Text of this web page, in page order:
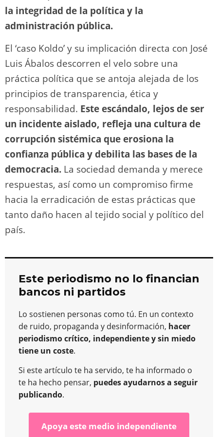
la integridad de la política y la
administración pública.
El ‘caso Koldo’ y su implicación directa con José
Luis Ábalos descorren el velo sobre una
práctica política que se antoja alejada de los
principios de transparencia, ética y
responsabilidad. Este escándalo, lejos de ser
un incidente aislado, refleja una cultura de
corrupción sistémica que erosiona la
confianza pública y debilita las bases de la
democracia. La sociedad demanda y merece
respuestas, así como un compromiso firme
hacia la erradicación de estas prácticas que
tanto daño hacen al tejido social y político del
país.
Este periodismo no lo financian
bancos ni partidos
Lo sostienen personas como tú. En un contexto
de ruido, propaganda y desinformación, hacer
periodismo crítico, independiente y sin miedo
tiene un coste.
Si este artículo te ha servido, te ha informado o
te ha hecho pensar, puedes ayudarnos a seguir
publicando.
Apoya este medio independiente